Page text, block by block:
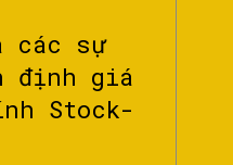
các sự
định giá
Stock-